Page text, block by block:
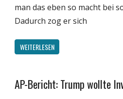
man das eben so macht bei
Dadurch zog er sich
WEITERLESEN
Gesellschaft
AP-Bericht: Trump wollte